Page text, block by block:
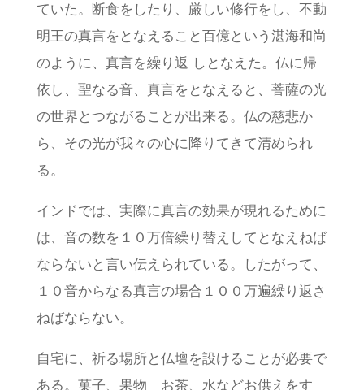
ていた。断食をしたり、厳しい修行をし、不動
明王の真言をとなえること百億という湛海和尚
のように、真言を繰り返 しとなえた。仏に帰
依し、聖なる音、真言をとなえると、菩薩の光
の世界とつながることが出来る。仏の慈悲か
ら、その光が我々の心に降りてきて清められ
る。
インドでは、実際に真言の効果が現れるために
は、音の数を１０万倍繰り替えしてとなえねば
ならないと言い伝えられている。したがって、
１０音からなる真言の場合１００万遍繰り返さ
ねばならない。
自宅に、祈る場所と仏壇を設けることが必要で